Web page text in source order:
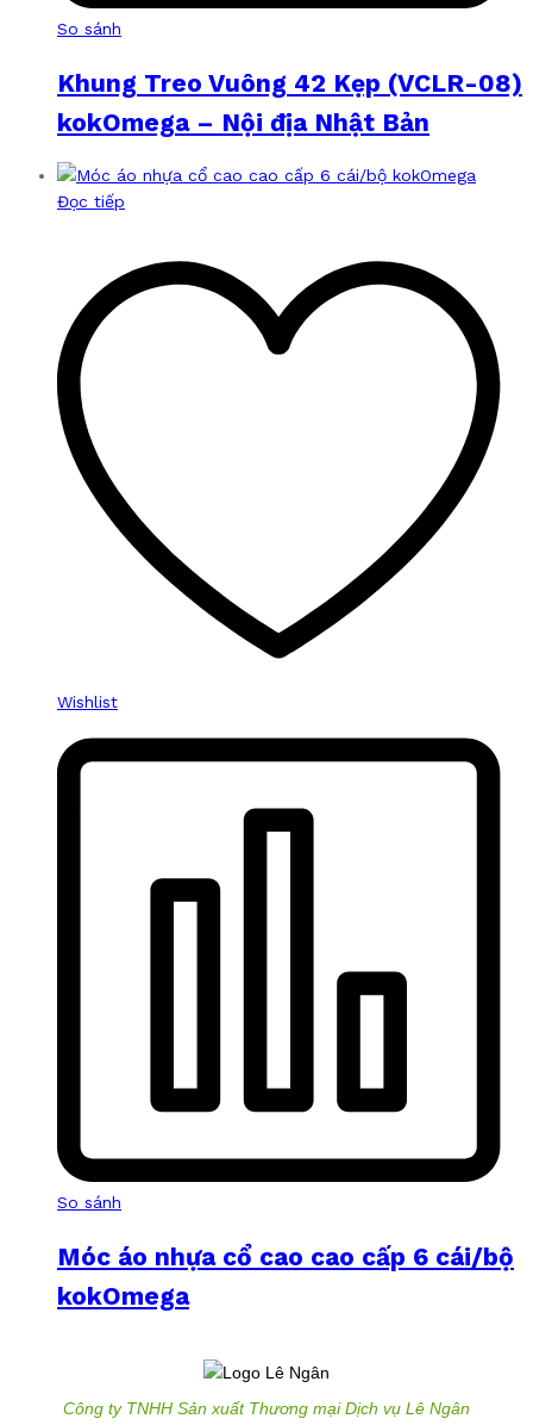
So sánh
Khung Treo Vuông 42 Kẹp (VCLR-08)
kokOmega – Nội địa Nhật Bản
Đọc tiếp
Wishlist
So sánh
Móc áo nhựa cổ cao cao cấp 6 cái/bộ
kokOmega
Công ty TNHH Sản xuất Thương mại Dịch vụ Lê Ngân